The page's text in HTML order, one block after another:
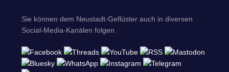
Sie können dem Neustadt-Geflüster auch in diversen
Social-Media-Kanälen folgen.